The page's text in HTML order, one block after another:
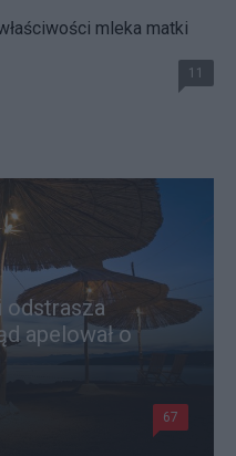
mleka matki
11
odstrasza
apelował o
67